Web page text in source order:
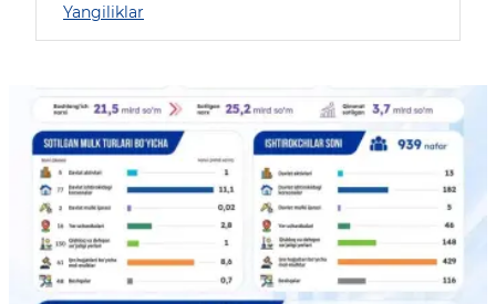
Yangiliklar